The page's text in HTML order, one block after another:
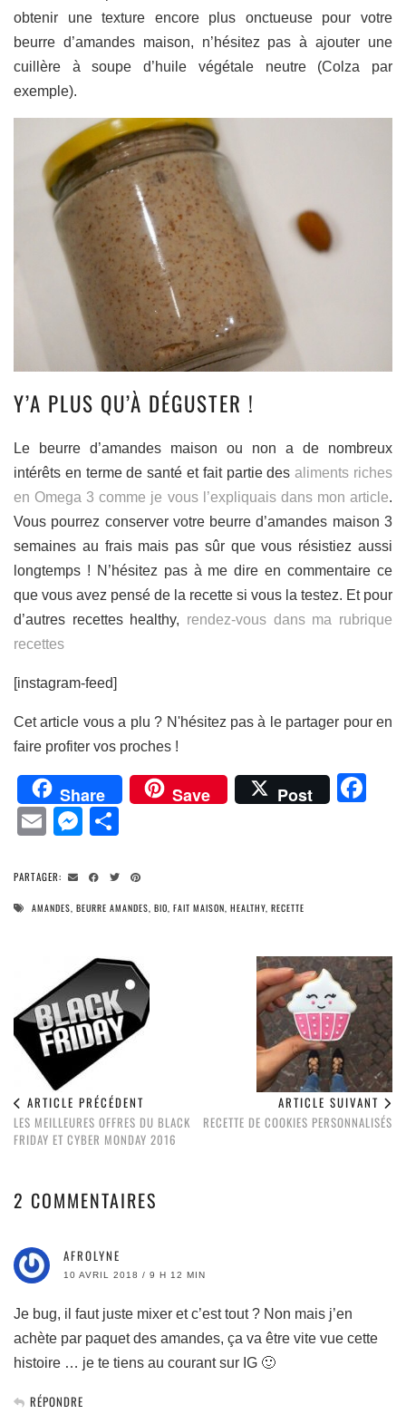
obtenir une texture encore plus onctueuse pour votre
beurre d’amandes maison, n’hésitez pas à ajouter une
cuillère à soupe d’huile végétale neutre (Colza par
exemple).
Y’A PLUS QU’À DÉGUSTER !
Le beurre d’amandes maison ou non a de nombreux
intérêts en terme de santé et fait partie desaliments riches
en Omega 3 comme je vous l’expliquais dans mon article.
Vous pourrez conserver votre beurre d’amandes maison 3
semaines au frais mais pas sûr que vous résistiez aussi
longtemps ! N’hésitez pas à me dire en commentaire ce
que vous avez pensé de la recette si vous la testez. Et pour
d’autres recettes healthy, rendez-vous dans ma rubrique
recettes
[instagram-feed]
Cet article vous a plu ? N'hésitez pas à le partager pour en
faire profiter vos proches !
Share Save Post
EmailMessenger
PARTAGER:
AMANDES BEURRE AMANDES BIO FAIT MAISON HEALTHY RECETTE
ARTICLE PRÉCÉDENT
LES MEILLEURES OFFRES DU BLACK
FRIDAY ET CYBER MONDAY 2016
ARTICLE SUIVANT
RECETTE DE COOKIES PERSONNALISÉS
2 COMMENTAIRES
AFROLYNE
10 AVRIL 2018 / 9 H 12 MIN
Je bug, il faut juste mixer et c’est tout ? Non mais j’en
achète par paquet des amandes, ça va être vite vue cette
histoire … je te tiens au courant sur IG 🙂
RÉPONDRE